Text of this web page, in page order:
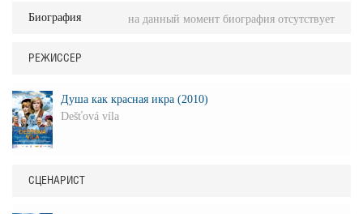
Биография на данный момент биография отсутствует
РЕЖИССЕР
Душа как красная икра (2010)
Dešťová víla
СЦЕНАРИСТ